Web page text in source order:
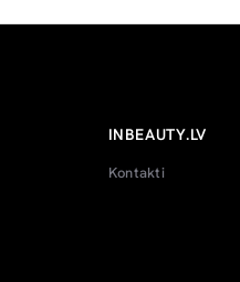
INBEAUTY.LV
Kontakti